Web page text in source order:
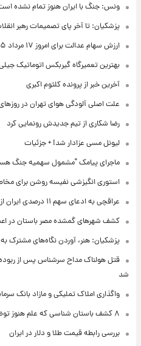
ونس: جنگ با ایران هنوز تمام نشده
پزشکیان: تا آخر پای تصمیمات رهبر
ارزش سهام عدالت برای امروز ۱۷ مرداد ۱۴۰۵ + جدول
بهترین تعمیرگاه گیربکس اتوماتیک
آخرین خبر از پرونده کلثوم اکبری
علت اصلی آلودگی هوای تهران در
رضا شکاری از تیم جدیدش رونمایی کرد
لیونل مسی عزادار شد! + جزئیات
ماجرای پیامک "مشمول سهمیه جنگ
استوری انگیزشی نفیسه روشن برای
عراقچی به ادعای سهم ۱۱ درصدی ایران از خزر پاسخ داد
کشف شهرهای گمشده مصر باستان در
پزشکیان: هنر، آوردن نگاه‌های مشترک
قتل هولناک مداح سرشناس پس از
شد
واگذاری املاک تملیکی و مازاد بانک
۸ کشف باستان شناسی که علم هنوز توضیحی برای آنها ندارد+ تصاویر
بررسی رابطه قیمت طلا و دلار در ایران